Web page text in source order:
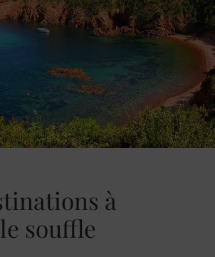
à
souffle